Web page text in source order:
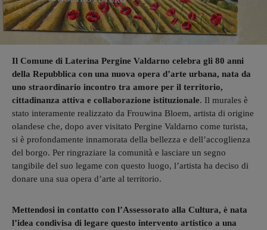
Il Comune di Laterina Pergine Valdarno celebra gli 80 anni
della Repubblica con una nuova opera d’arte urbana, nata da
uno straordinario incontro tra amore per il territorio,
cittadinanza attiva e collaborazione istituzionale. Il murales è
stato interamente realizzato da Frouwina Bloem, artista di origine
olandese che, dopo aver visitato Pergine Valdarno come turista,
si è profondamente innamorata della bellezza e dell’accoglienza
del borgo. Per ringraziare la comunità e lasciare un segno
tangibile del suo legame con questo luogo, l’artista ha deciso di
donare una sua opera d’arte al territorio.
Mettendosi in contatto con l’Assessorato alla Cultura, è nata
l’idea condivisa di legare questo intervento artistico a una